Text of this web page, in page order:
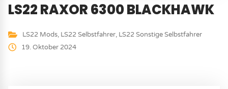
LS22 RAXOR 6300 BLACKHAWK
LS22 Mods, LS22 Selbstfahrer, LS22 Sonstige Selbstfahrer
19. Oktober 2024